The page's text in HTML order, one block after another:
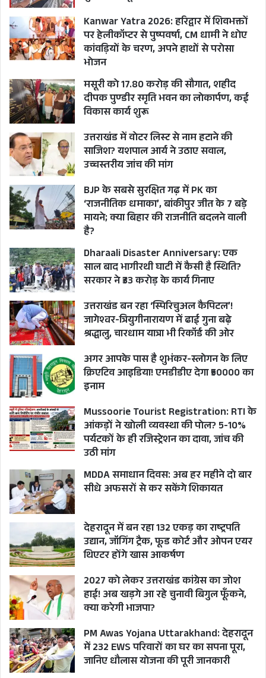
LALIT MODI MARRIES SUSHMITA SEN
MALDIVES
SUSHMITA SEN
Kanwar Yatra 2026: हरिद्वार में शिवभक्तों
पर हेलीकॉप्टर से पुष्पवर्षा, CM धामी ने धोए
कांवड़ियों के चरण, अपने हाथों से परोसा
भोजन
मसूरी को 17.80 करोड़ की सौगात, शहीद
दीपक पुण्डीर स्मृति भवन का लोकार्पण, कई
विकास कार्य शुरू
उत्तराखंड में वोटर लिस्ट से नाम हटाने की
साजिश? यशपाल आर्य ने उठाए सवाल,
उच्चस्तरीय जांच की मांग
BJP के सबसे सुरक्षित गढ़ में PK का
‘राजनीतिक धमाका’, बांकीपुर जीत के 7 बड़े
मायने; क्या बिहार की राजनीति बदलने वाली
है?
Dharaali Disaster Anniversary: एक
साल बाद भागीरथी घाटी में कैसी है स्थिति?
सरकार ने ₹33 करोड़ के कार्य गिनाए
उत्तराखंड बन रहा ‘स्पिरिचुअल कैपिटल’!
जागेश्वर-त्रियुगीनारायण में ढाई गुना बढ़े
श्रद्धालु, चारधाम यात्रा भी रिकॉर्ड की ओर
अगर आपके पास है शुभंकर-स्लोगन के लिए
क्रिएटिव आइडिया! एमडीडीए देगा ₹50000 का
इनाम
Mussoorie Tourist Registration: RTI के
आंकड़ों ने खोली व्यवस्था की पोल? 5-10%
पर्यटकों के ही रजिस्ट्रेशन का दावा, जांच की
उठी मांग
MDDA समाधान दिवस: अब हर महीने दो बार
सीधे अफसरों से कर सकेंगे शिकायत
देहरादून में बन रहा 132 एकड़ का राष्ट्रपति
उद्यान, जॉगिंग ट्रैक, फूड कोर्ट और ओपन एयर
थिएटर होंगे खास आकर्षण
2027 को लेकर उत्तराखंड कांग्रेस का जोश
हाई! अब खड़गे आ रहे चुनावी बिगुल फूँकने,
क्या करेगी भाजपा?
PM Awas Yojana Uttarakhand: देहरादून
में 232 EWS परिवारों का घर का सपना पूरा,
जानिए धौलास योजना की पूरी जानकारी